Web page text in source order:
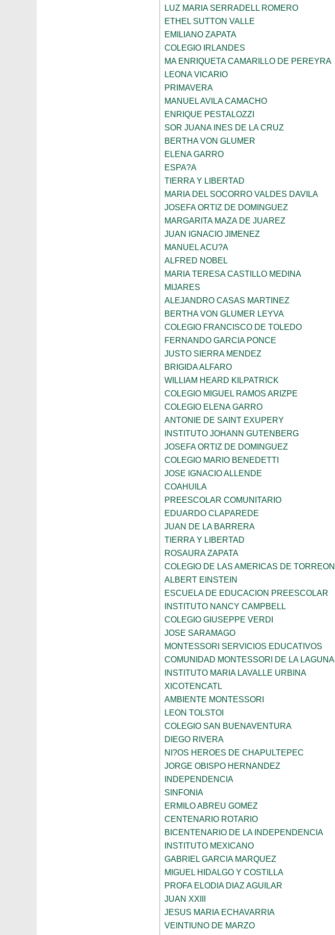
LUZ MARIA SERRADELL ROMERO
ETHEL SUTTON VALLE
EMILIANO ZAPATA
COLEGIO IRLANDES
MA ENRIQUETA CAMARILLO DE PEREYRA
LEONA VICARIO
PRIMAVERA
MANUEL AVILA CAMACHO
ENRIQUE PESTALOZZI
SOR JUANA INES DE LA CRUZ
BERTHA VON GLUMER
ELENA GARRO
ESPA?A
TIERRA Y LIBERTAD
MARIA DEL SOCORRO VALDES DAVILA
JOSEFA ORTIZ DE DOMINGUEZ
MARGARITA MAZA DE JUAREZ
JUAN IGNACIO JIMENEZ
MANUEL ACU?A
ALFRED NOBEL
MARIA TERESA CASTILLO MEDINA
MIJARES
ALEJANDRO CASAS MARTINEZ
BERTHA VON GLUMER LEYVA
COLEGIO FRANCISCO DE TOLEDO
FERNANDO GARCIA PONCE
JUSTO SIERRA MENDEZ
BRIGIDA ALFARO
WILLIAM HEARD KILPATRICK
COLEGIO MIGUEL RAMOS ARIZPE
COLEGIO ELENA GARRO
ANTONIE DE SAINT EXUPERY
INSTITUTO JOHANN GUTENBERG
JOSEFA ORTIZ DE DOMINGUEZ
COLEGIO MARIO BENEDETTI
JOSE IGNACIO ALLENDE
COAHUILA
PREESCOLAR COMUNITARIO
EDUARDO CLAPAREDE
JUAN DE LA BARRERA
TIERRA Y LIBERTAD
ROSAURA ZAPATA
COLEGIO DE LAS AMERICAS DE TORREON
ALBERT EINSTEIN
ESCUELA DE EDUCACION PREESCOLAR
INSTITUTO NANCY CAMPBELL
COLEGIO GIUSEPPE VERDI
JOSE SARAMAGO
MONTESSORI SERVICIOS EDUCATIVOS
COMUNIDAD MONTESSORI DE LA LAGUNA
INSTITUTO MARIA LAVALLE URBINA
XICOTENCATL
AMBIENTE MONTESSORI
LEON TOLSTOI
COLEGIO SAN BUENAVENTURA
DIEGO RIVERA
NI?OS HEROES DE CHAPULTEPEC
JORGE OBISPO HERNANDEZ
INDEPENDENCIA
SINFONIA
ERMILO ABREU GOMEZ
CENTENARIO ROTARIO
BICENTENARIO DE LA INDEPENDENCIA
INSTITUTO MEXICANO
GABRIEL GARCIA MARQUEZ
MIGUEL HIDALGO Y COSTILLA
PROFA ELODIA DIAZ AGUILAR
JUAN XXIII
JESUS MARIA ECHAVARRIA
VEINTIUNO DE MARZO